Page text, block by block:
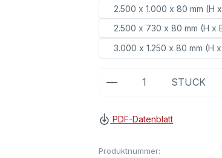
2.500 x 1.000 x 80 mm (H
2.500 x 730 x 80 mm (H x
3.000 x 1.250 x 80 mm (H
Produkt Anzahl:
STÜCK
PDF-Datenblatt
Produktnummer: